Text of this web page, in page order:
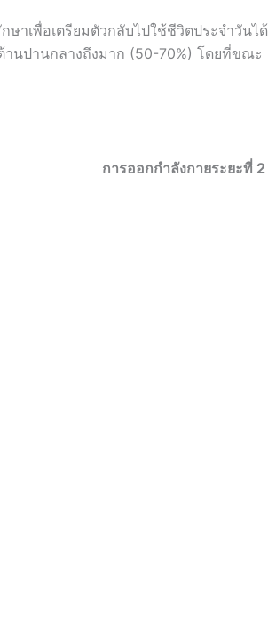
ษาเพื่อเตรียมตัวกลับไปใช้ชีวิตประจำวันได้
านปานกลางถึงมาก (50-70%) โดยที่ขณะ
การออกกำลังกายระยะที่ 2